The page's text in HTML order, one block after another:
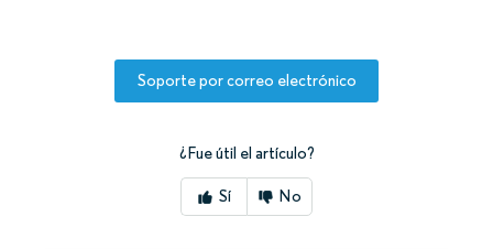
Soporte por correo electrónico
¿Fue útil el artículo?
Sí No